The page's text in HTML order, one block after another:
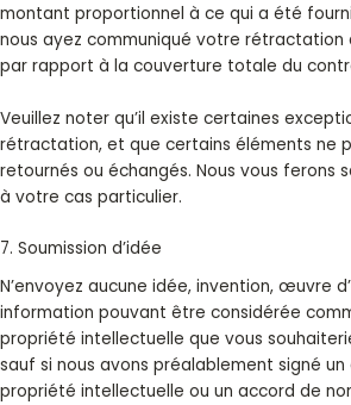
montant proportionnel à ce qui a été
nous ayez communiqué votre
par rapport à la couverture totale du
Veuillez noter qu’il existe certaines
rétractation, et que certains éléments ne
retournés ou échangés. Nous vous ferons
à votre cas particulier.
7. Soumission d’idée
N’envoyez aucune idée, invention, œuvre
information pouvant être considérée
propriété intellectuelle que vous
sauf si nous avons préalablement signé
propriété intellectuelle ou un accord de